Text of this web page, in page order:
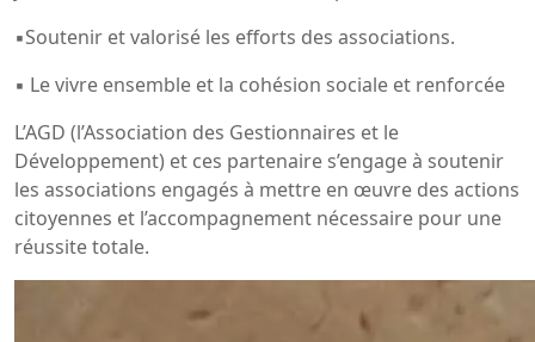
▪Soutenir et valorisé les efforts des associations.
▪ Le vivre ensemble et la cohésion sociale et renforcée
L’AGD (l’Association des Gestionnaires et le
Développement) et ces partenaire s’engage à soutenir
les associations engagés à mettre en œuvre des actions
citoyennes et l’accompagnement nécessaire pour une
réussite totale.